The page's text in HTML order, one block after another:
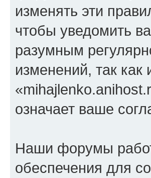
изменять эти
чтобы уведомить
разумным
изменений, так
означает ваше
Наши форумы
обеспечения для